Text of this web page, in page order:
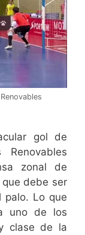
gol de
zonal de
debe ser
palo. Lo que
uno de los
clase de la